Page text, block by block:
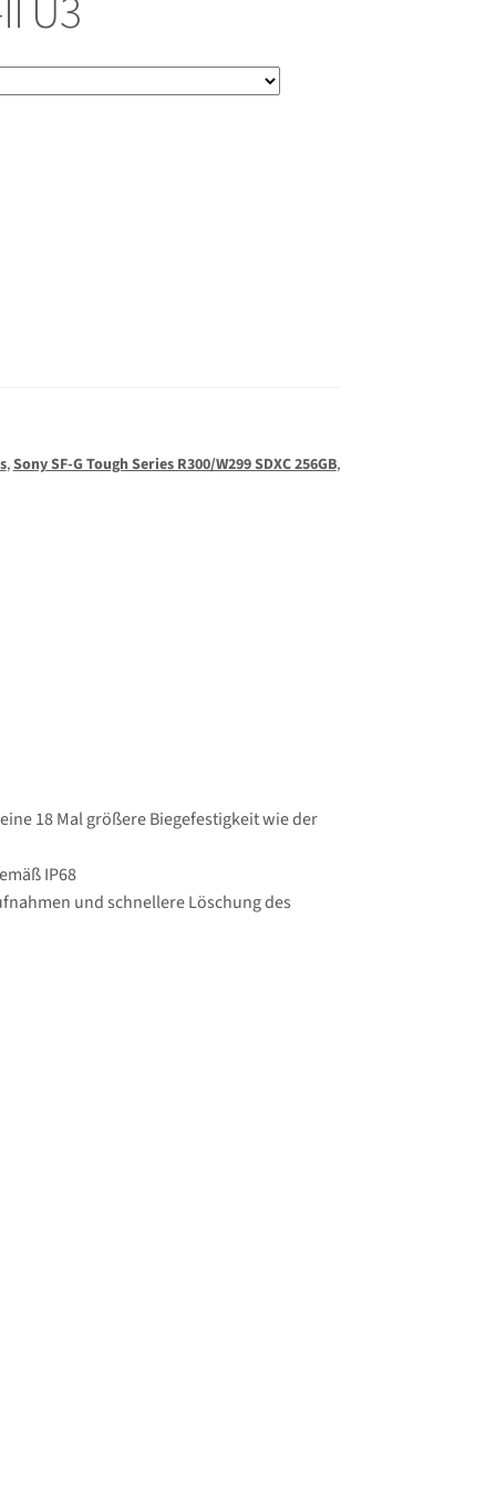
U3
,Sony SF-G Tough Series R300/W299 SDXC 256GB,
18 Mal größere Biegefestigkeit wie der
IP68
und schnellere Löschung des